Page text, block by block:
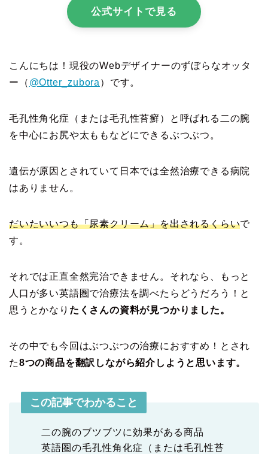
公式サイトで見る
こんにちは！現役のWebデザイナーのずぼらなオッタ
ー（ @Otter_zubora ）です。
毛孔性角化症（または毛孔性苔癬）と呼ばれる二の腕
を中心にお尻や太ももなどにできるぶつぶつ。
遺伝が原因とされていて日本では全然治療できる病院
はありません。
だいたいいつも「尿素クリーム」を出されるくらいで
す。
それでは正直全然完治できません。それなら、もっと
人口が多い英語圏で治療法を調べたらどうだろう！と
思うとかなり たくさんの資料が見つかりました。
その中でも今回はぶつぶつの治療におすすめ！とされ
た8つの商品を翻訳しながら紹介しようと思います。
この記事でわかること
二の腕のブツブツに効果がある商品
英語圏の毛孔性角化症（または毛孔性苔